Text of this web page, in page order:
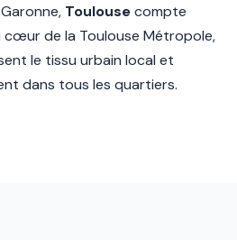
Toulousecompte
de la Toulouse Métropole,
le tissu urbain local et
dans tous les quartiers.